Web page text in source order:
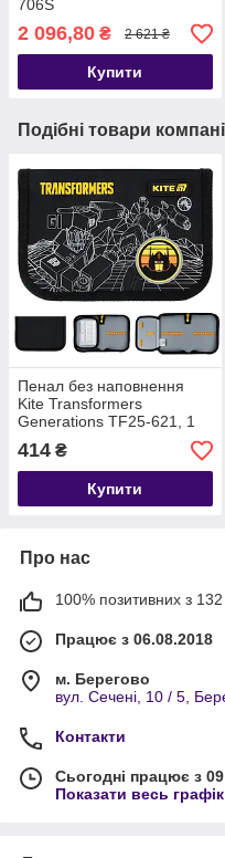
706S
2 096,80 ₴ 2 621 ₴
Купити
Подібні товари
Пенал без наповнення
Kite Transformers
Generations TF25-621, 1
414 ₴
Купити
Про нас
100% позитивних з 132
Працює з 06.08.2018
м. Берегово
вул. Сечені, 10 / 5,
Контакти
Сьогодні працює з
Показати весь